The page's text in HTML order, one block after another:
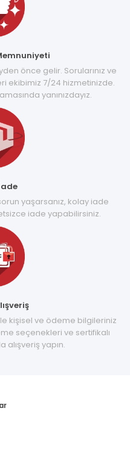
önce gelir. Sorularınız ve
ekibimiz 7/24 hizmetinizde.
yanınızdayız.
yaşarsanız, kolay iade
iade yapabilirsiniz.
kişisel ve ödeme bilgileriniz
seçenekleri ve sertifikalı
alışveriş yapın.